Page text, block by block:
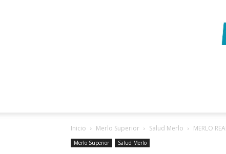
Inicio Merlo Superior Salud Merlo MERLO
Merlo Superior Salud Merlo